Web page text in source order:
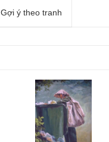
Gợi ý theo tranh